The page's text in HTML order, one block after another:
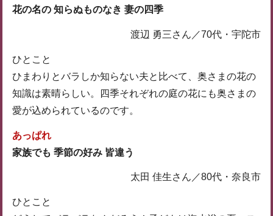
花の名の 知らぬものなき 妻の四季
渡辺 勇三さん／70代・宇陀市
ひとこと
ひまわりとバラしか知らない夫と比べて、奥さまの花の
知識は素晴らしい。四季それぞれの庭の花にも奥さまの
愛が込められているのです。
あっぱれ
家族でも 季節の好み 皆違う
太田 佳生さん／80代・奈良市
ひとこと